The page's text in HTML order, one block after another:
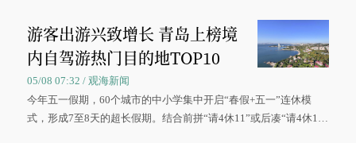
游客出游兴致增长 青岛上榜境
内自驾游热门目的地TOP10
05/08 07:32 / 观海新闻
今年五一假期，60个城市的中小学集中开启“春假+五一”连休模
式，形成7至8天的超长假期。结合前拼“请4休11”或后凑“请4休1